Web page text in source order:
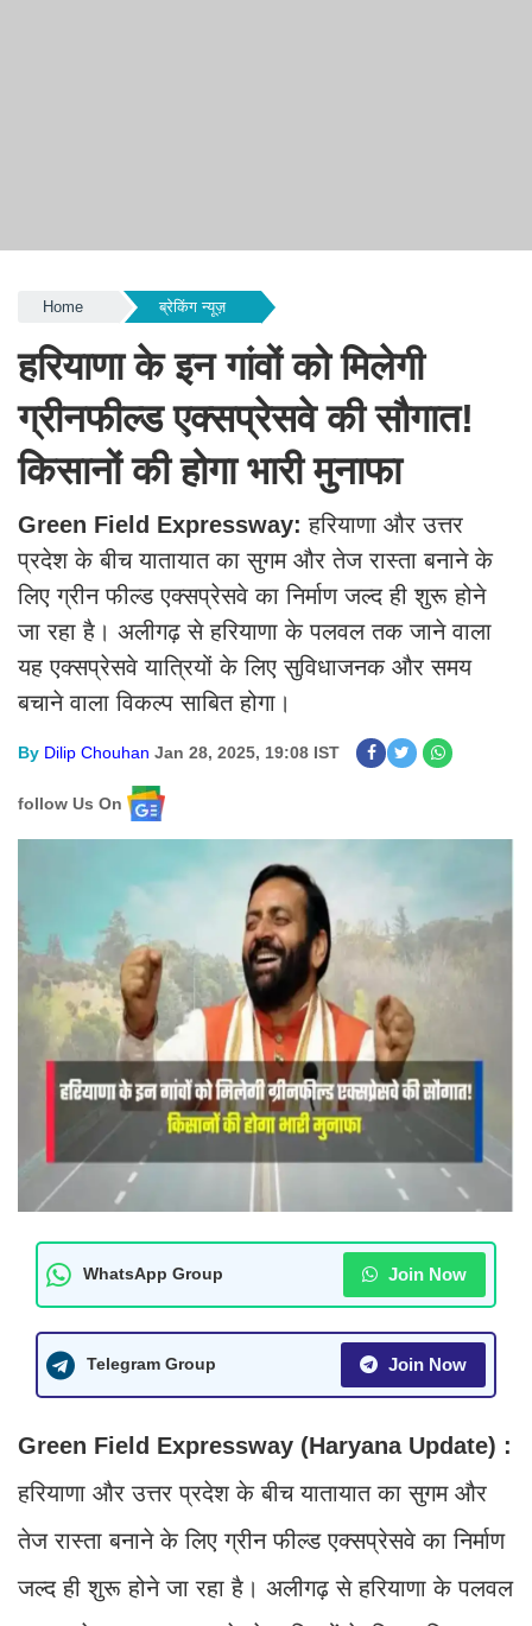
Home ब्रेकिंग न्यूज़
हरियाणा के इन गांवों को मिलेगी
ग्रीनफील्ड एक्सप्रेसवे की सौगात!
किसानों की होगा भारी मुनाफा
Green Field Expressway:हरियाणा और उत्तर
प्रदेश के बीच यातायात का सुगम और तेज रास्ता बनाने के
लिए ग्रीन फील्ड एक्सप्रेसवे का निर्माण जल्द ही शुरू होने
जा रहा है। अलीगढ़ से हरियाणा के पलवल तक जाने वाला
यह एक्सप्रेसवे यात्रियों के लिए सुविधाजनक और समय
बचाने वाला विकल्प साबित होगा।
By Dilip Chouhan Jan 28, 2025, 19:08 IST
follow Us On
WhatsApp Group Join Now
Telegram Group Join Now
Green Field Expressway (Haryana Update) :
हरियाणा और उत्तर प्रदेश के बीच यातायात का सुगम और
तेज रास्ता बनाने के लिए ग्रीन फील्ड एक्सप्रेसवे का निर्माण
जल्द ही शुरू होने जा रहा है। अलीगढ़ से हरियाणा के पलवल